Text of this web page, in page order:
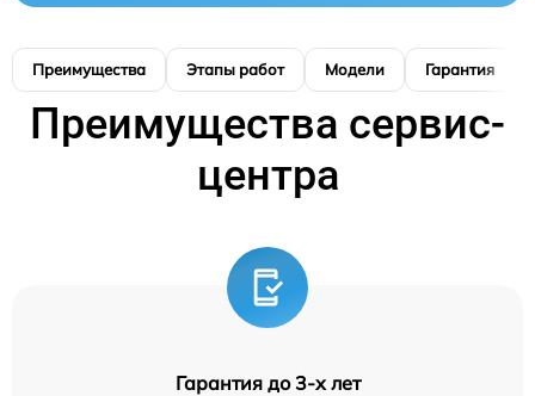
Преимущества Этапы работ Модели Гарантия
Преимущества сервис-
центра
Гарантия до 3-х лет